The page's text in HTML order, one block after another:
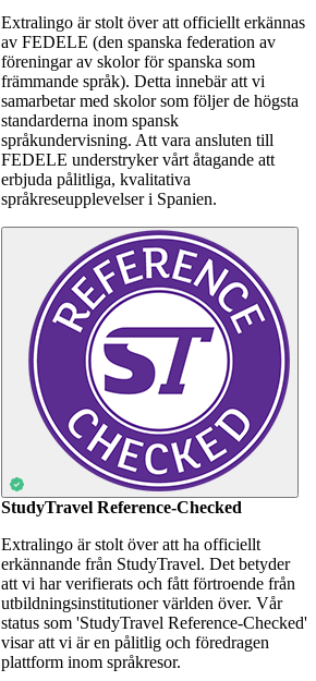
Extralingo är stolt över att officiellt erkännas
av FEDELE (den spanska federation av
föreningar av skolor för spanska som
främmande språk). Detta innebär att vi
samarbetar med skolor som följer de högsta
standarderna inom spansk
språkundervisning. Att vara ansluten till
FEDELE understryker vårt åtagande att
erbjuda pålitliga, kvalitativa
språkreseupplevelser i Spanien.
StudyTravel Reference-Checked
Extralingo är stolt över att ha officiellt
erkännande från StudyTravel. Det betyder
att vi har verifierats och fått förtroende från
utbildningsinstitutioner världen över. Vår
status som 'StudyTravel Reference-Checked'
visar att vi är en pålitlig och föredragen
plattform inom språkresor.